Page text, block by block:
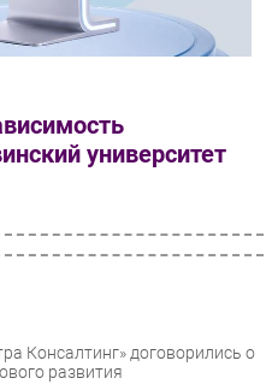
университет
Консалтинг» договорились о
развития